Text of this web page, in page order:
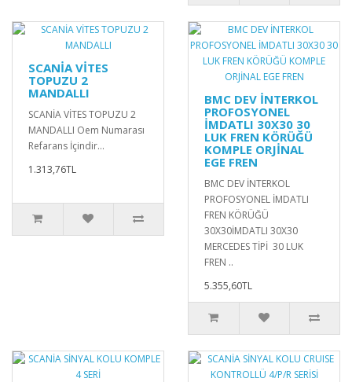
SCANİA VİTES
TOPUZU 2
MANDALLI
SCANİA VİTES TOPUZU 2
MANDALLI Oem Numarası
Refarans İçindir...
1.313,76TL
BMC DEV İNTERKOL
PROFOSYONEL
İMDATLI 30X30 30
LUK FREN KÖRÜĞÜ
KOMPLE ORJİNAL
EGE FREN
BMC DEV İNTERKOL
PROFOSYONEL İMDATLI
FREN KÖRÜĞÜ
30X30İMDATLI 30X30
MERCEDES TİPİ 30 LUK
FREN ..
5.355,60TL